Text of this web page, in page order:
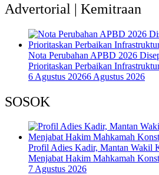
Advertorial | Kemitraan
Nota Perubahan APBD 2026
Prioritaskan Perbaikan
6 Agustus 20266 Agustus 2026
SOSOK
Profil Adies Kadir, Mantan Wakil
Menjabat Hakim Mahkamah
7 Agustus 2026